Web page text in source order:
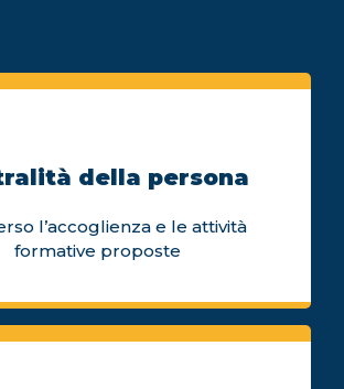
della persona
l’accoglienza e le attività
formative proposte